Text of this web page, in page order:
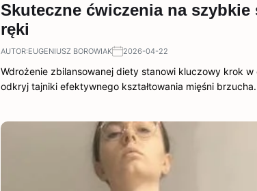
Skuteczne ćwiczenia na
ręki
AUTOR:EUGENIUSZ BOROWIAK 2026-04-22
Wdrożenie zbilansowanej diety stanowi kluczowy krok
odkryj tajniki efektywnego kształtowania mięśni